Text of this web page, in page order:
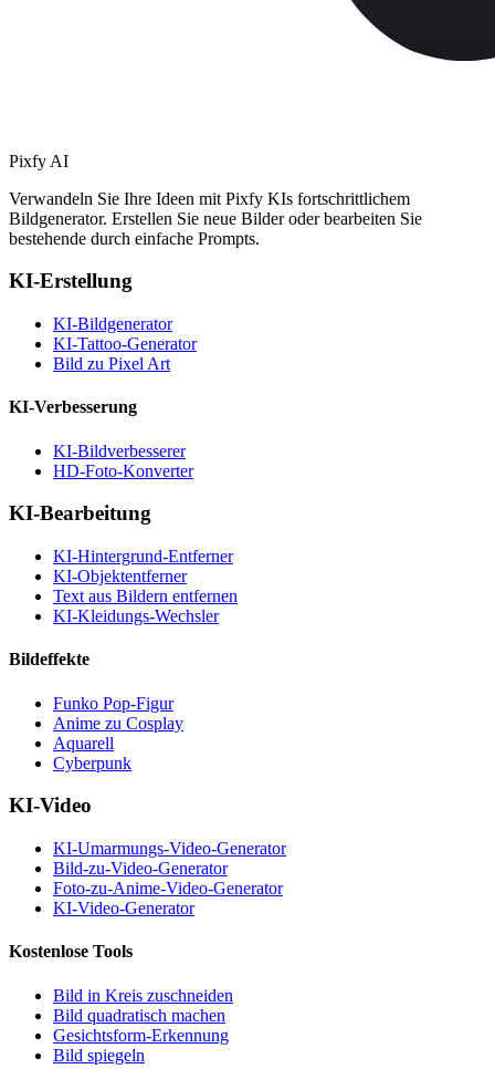
Pixfy AI
Verwandeln Sie Ihre Ideen mit Pixfy KIs fortschrittlichem
Bildgenerator. Erstellen Sie neue Bilder oder bearbeiten Sie
bestehende durch einfache Prompts.
KI-Erstellung
KI-Bildgenerator
KI-Tattoo-Generator
Bild zu Pixel Art
KI-Verbesserung
KI-Bildverbesserer
HD-Foto-Konverter
KI-Bearbeitung
KI-Hintergrund-Entferner
KI-Objektentferner
Text aus Bildern entfernen
KI-Kleidungs-Wechsler
Bildeffekte
Funko Pop-Figur
Anime zu Cosplay
Aquarell
Cyberpunk
KI-Video
KI-Umarmungs-Video-Generator
Bild-zu-Video-Generator
Foto-zu-Anime-Video-Generator
KI-Video-Generator
Kostenlose Tools
Bild in Kreis zuschneiden
Bild quadratisch machen
Gesichtsform-Erkennung
Bild spiegeln